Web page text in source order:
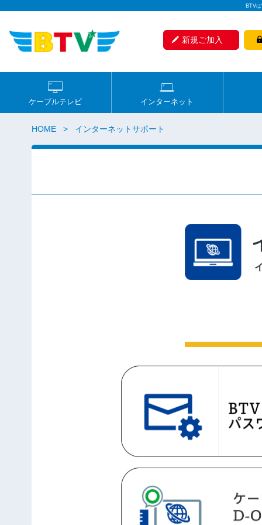
BTV
新規ご加入
ケーブルテレビ インターネット
HOME インターネットサポート